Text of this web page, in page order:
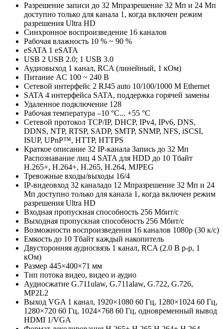
Разрешение записи до 32 Мпразрешение 32 Мп и 24 Мп
доступно только для канала 1, когда включен режим
разрешения Ultra HD
Синхронное воспроизведение 16 каналов
Рабочая влажность 10 % ~ 90 %
eSATA 1 eSATA
USB 2 USB 2.0; 1 USB 3.0
Аудиовыход 1 канал, RCA (линейный, 1 кОм)
Питание AC 100 ~ 240 В
Сетевой интерфейс 2 RJ45 auto 10/100/1000 М Ethernet
SATA 4 интерфейса SATA, поддержка горячей замены
Удаленное подключение 128
Рабочая температура –10 °C... +55 °C
Сетевой протокол TCP/IP, DHCP, IPv4, IPv6, DNS,
DDNS, NTP, RTSP, SADP, SMTP, SNMP, NFS, iSCSI,
ISUP, UPnP™, HTTP, HTTPS
Краткое описание 32 IP-канала Запись до 32 Мп
Распознавание лиц 4 SATA для HDD до 10 Тбайт
H.265+, H.264+, H.265, H.264, MJPEG
Тревожные входы/выходы 16/4
IP-видеовход 32 каналадо 12 Мпразрешение 32 Мп и 24
Мп доступно только для канала 1, когда включен режим
разрешения Ultra HD
Входная пропускная способность 256 Мбит/с
Выходная пропускная способность 256 Мбит/с
Возможности воспроизведения 16 каналов 1080p (30 к/с)
Емкость до 10 Тбайт каждый накопитель
Двусторонняя аудиосвязь 1 канал, RCA (2.0 В p-p, 1
кОм)
Размер 445×400×71 мм
Тип потока видео, видео и аудио
Аудиосжатие G.711ulaw, G.711alaw, G.722, G.726,
MP2L2
Выход VGA 1 канал, 1920×1080 60 Гц, 1280×1024 60 Гц,
1280×720 60 Гц, 1024×768 60 Гц, одновременный вывод
HDMI 1/VGA